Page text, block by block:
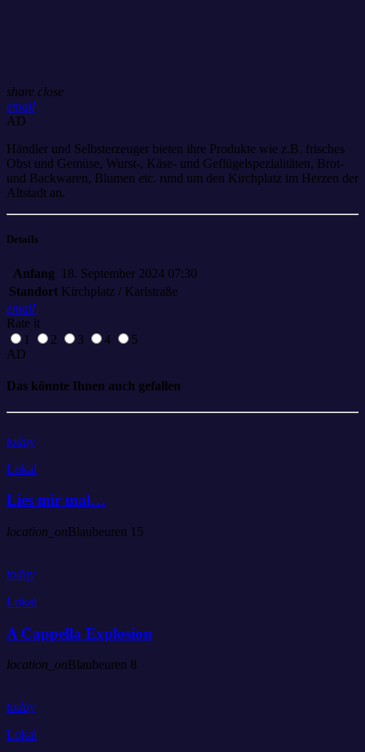
share close
email
AD
Händler und Selbsterzeuger bieten ihre Produkte wie z.B. frisches
Obst und Gemüse, Wurst-, Käse- und Geflügelspezialitäten, Brot-
und Backwaren, Blumen etc. rund um den Kirchplatz im Herzen der
Altstadt an.
Details
Anfang
18. September 2024 07:30
Standort Kirchplatz / Karlstraße
email
Rate it
1
2 3 4
5
AD
Das könnte Ihnen auch gefallen
today
Lokal
Lies mir mal…
location_onBlaubeuren 15
today
Lokal
A Cappella Explosion
location_on Blaubeuren 8
today
Lokal